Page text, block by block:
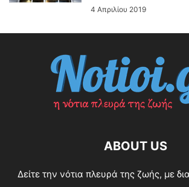
4 Απριλίου 2019
ABOUT US
Δείτε την νότια πλευρά της ζωής, με